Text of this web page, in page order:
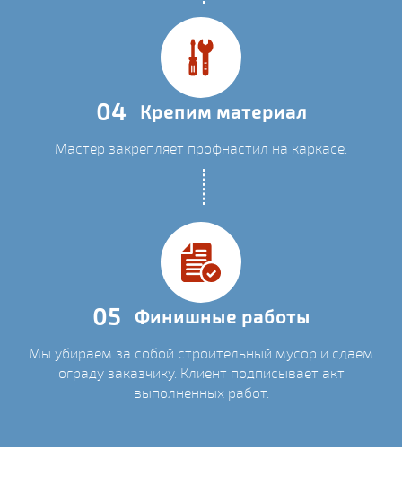
04 Крепим материал
Мастер закрепляет профнастил на каркасе.
05 Финишные работы
Мы убираем за собой строительный мусор и сдаем
ограду заказчику. Клиент подписывает акт
выполненных работ.